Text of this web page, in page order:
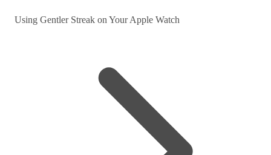
Using Gentler Streak on Your Apple Watch